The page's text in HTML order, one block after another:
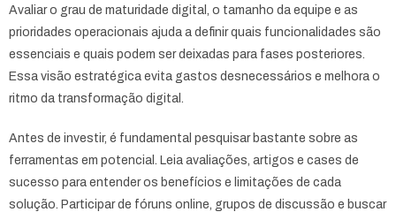
Avaliar o grau de maturidade digital, o tamanho da equipe e as
prioridades operacionais ajuda a definir quais funcionalidades são
essenciais e quais podem ser deixadas para fases posteriores.
Essa visão estratégica evita gastos desnecessários e melhora o
ritmo da transformação digital.
Antes de investir, é fundamental pesquisar bastante sobre as
ferramentas em potencial. Leia avaliações, artigos e cases de
sucesso para entender os benefícios e limitações de cada
solução. Participar de fóruns online, grupos de discussão e buscar